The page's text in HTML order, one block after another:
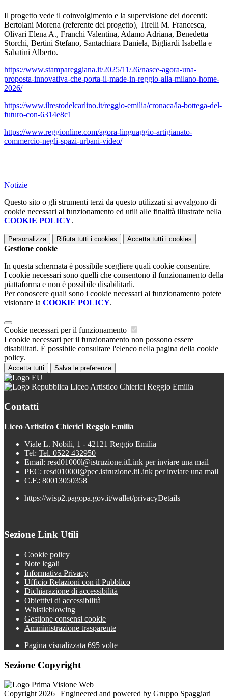
Il progetto vede il coinvolgimento e la supervisione dei docenti:
Bertolani Morena (referente del progetto), Tirelli M. Francesca,
Olivari Elena A., Franchi Valentina, Adamo Adriana, Benedetta
Storchi, Bertini Stefano, Santachiara Daniela, Bigliardi Isabella e
Sabatini Alberto.
https://www.stampareggiana.it/2025/11/26/nasce-agora-una-
proposta-innovativa-che-porta-il-made-in-reggio-alla-milano-home-
2026/
https://www.ilrestodelcarlino.it/reggio-emilia/cronaca/la-bottega-del-
futuro-con-6314e8c1
https://www.reggionline.com/agora-linguaggio-artigianato-
commercio-negli-spazi-urbani-video/
Notizie
Questo sito o gli strumenti terzi da questo utilizzati si avvalgono di
cookie necessari al funzionamento ed utili alle finalità illustrate nella
COOKIE POLICY.
Personalizza Rifiuta tutti i cookies Accetta tutti i cookies
Gestione cookie
In questa schermata è possibile scegliere quali cookie consentire.
I cookie necessari sono quelli che consentono il funzionamento della
piattaforma e non è possibile disabilitarli.
Per conoscere quali sono i cookie necessari al funzionamento potete
visionare la COOKIE POLICY.
Cookie necessari per il funzionamento
I cookie necessari per il funzionamento non possono essere
disabilitati. È possibile consultare l'elenco nella pagina della cookie
policy.
Accetta tutti Salva le preferenze
Liceo Artistico Chierici Reggio Emilia
Contatti
Liceo Artistico Chierici Reggio Emilia
Viale L. Nobili, 1 - 42121 Reggio Emilia
Tel: Tel. 0522 432950
Email: resd01000l@istruzione.itLink per inviare una mail
PEC: resd01000l@pec.istruzione.itLink per inviare una mail
C.F.: 80013050358
https://wisp2.pagopa.gov.it/wallet/privacyDetails
Sezione Link Utili
Cookie policy
Note legali
Informativa Privacy
Ufficio Relazioni con il Pubblico
Dichiarazione di accessibilità
Obiettivi di accessibilità
Whistleblowing
Gestione consensi cookie
Amministrazione trasparente
Pagina visualizzata 695 volte
Sezione Copyright
Copyright 2026 | Engineered and powered by Gruppo Spaggiari